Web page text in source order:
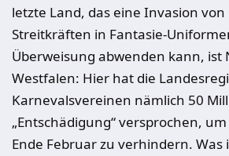
letzte Land, das eine Invasion
Streitkräften in Fantasie-
Überweisung abwenden kann, ist
Westfalen: Hier hat die
Karnevalsvereinen nämlich 50
„Entschädigung“ versprochen,
Ende Februar zu verhindern. Was